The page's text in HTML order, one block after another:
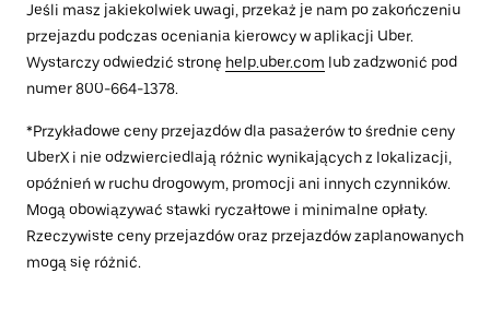
Jeśli masz jakiekolwiek uwagi, przekaż je nam po zakończeniu
przejazdu podczas oceniania kierowcy w aplikacji Uber.
Wystarczy odwiedzić stronę help.uber.com lub zadzwonić pod
numer 800-664-1378.
*Przykładowe ceny przejazdów dla pasażerów to średnie ceny
UberX i nie odzwierciedlają różnic wynikających z lokalizacji,
opóźnień w ruchu drogowym, promocji ani innych czynników.
Mogą obowiązywać stawki ryczałtowe i minimalne opłaty.
Rzeczywiste ceny przejazdów oraz przejazdów zaplanowanych
mogą się różnić.